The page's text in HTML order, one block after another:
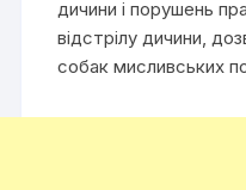
дичини і порушень
відстрілу дичини,
собак мисливських